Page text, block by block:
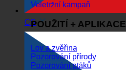
CS
Veletržní kampaň
POUŽITÍ + APLIKACE
Lov a zvěřina
Pozorování přírody
Pozorování ptáků